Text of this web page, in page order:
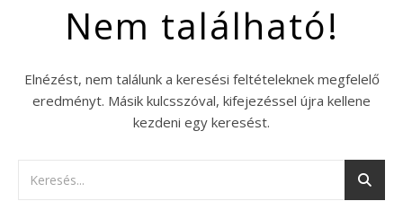
Nem található!
Elnézést, nem találunk a keresési feltételeknek megfelelő
eredményt. Másik kulcsszóval, kifejezéssel újra kellene
kezdeni egy keresést.